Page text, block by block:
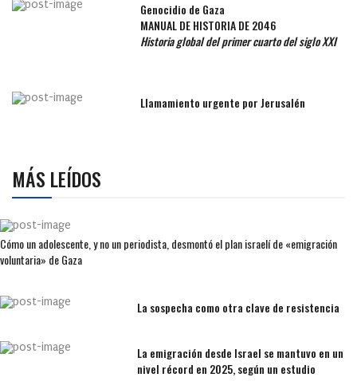
Genocidio de Gaza
MANUAL DE HISTORIA DE 2046
Historia global del primer cuarto del siglo XXI
Llamamiento urgente por Jerusalén
MÁS LEÍDOS
Cómo un adolescente, y no un periodista, desmontó el plan israelí de «emigración
voluntaria» de Gaza
La sospecha como otra clave de resistencia
La emigración desde Israel se mantuvo en un
nivel récord en 2025, según un estudio